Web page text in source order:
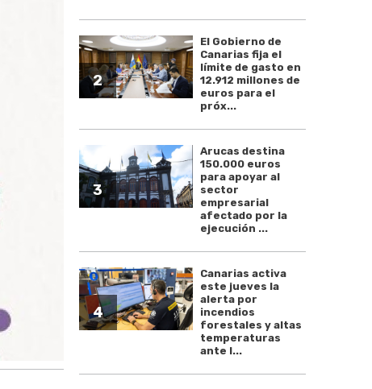
2
El Gobierno de
Canarias fija el
límite de gasto en
12.912 millones de
euros para el
próx...
3
Arucas destina
150.000 euros
para apoyar al
sector
empresarial
afectado por la
ejecución ...
4
Canarias activa
este jueves la
alerta por
incendios
forestales y altas
temperaturas
ante l...